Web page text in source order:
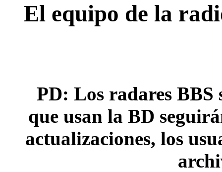
El equipo de la
PD: Los radares
que usan la BD
actualizaciones, los